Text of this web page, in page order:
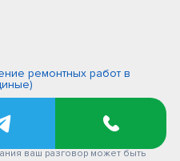
ремонтных работ в
данных
данных в ООО
ваш разговор может быть